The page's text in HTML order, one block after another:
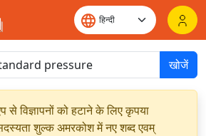
खोजें
से विज्ञापनों को हटाने के लिए कृपया
शुल्क अमरकोश में नए शब्द एवम्